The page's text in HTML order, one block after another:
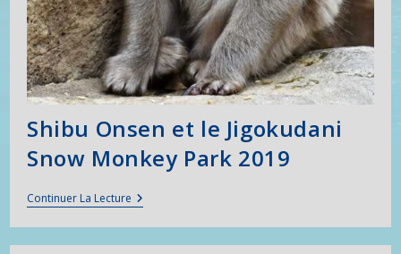
Shibu Onsen et le Jigokudani
Snow Monkey Park 2019
Continuer La LectureShibu
Onsen
Et
Le